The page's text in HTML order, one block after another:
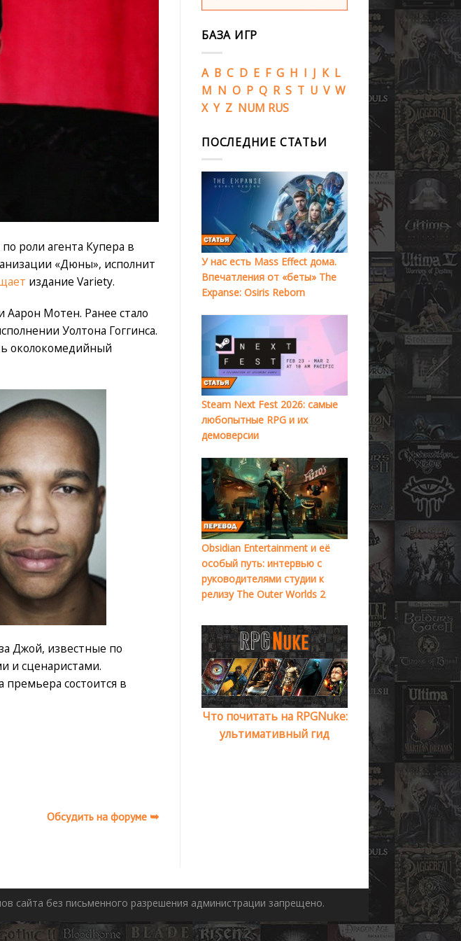
роли агента Купера в
«Дюны», исполнит
издание Variety.
Мотен. Ранее стало
Уолтона Гоггинса.
околокомедийный
Джой, известные по
и сценаристами.
премьера состоится в
Обсудить на форуме ➥
БАЗА ИГР
A B C D E F G H I J K L
M N O P Q R S T U V W
X Y Z NUM RUS
ПОСЛЕДНИЕ СТАТЬИ
У нас есть Mass Effect дома.
Впечатления от «беты» The
Expanse: Osiris Reborn
Steam Next Fest 2026: самые
любопытные RPG и их
демоверсии
Obsidian Entertainment и её
особый путь: интервью с
руководителями студии к
релизу The Outer Worlds 2
Что почитать на RPGNuke:
ультимативный гид
сайта без письменного разрешения администрации запрещено.